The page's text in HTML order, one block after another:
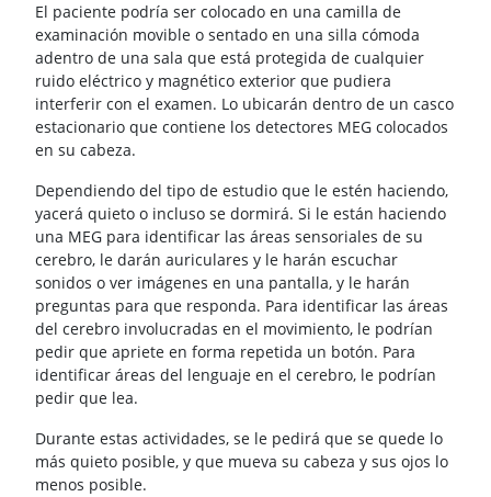
El paciente podría ser colocado en una camilla de
examinación movible o sentado en una silla cómoda
adentro de una sala que está protegida de cualquier
ruido eléctrico y magnético exterior que pudiera
interferir con el examen. Lo ubicarán dentro de un casco
estacionario que contiene los detectores MEG colocados
en su cabeza.
Dependiendo del tipo de estudio que le estén haciendo,
yacerá quieto o incluso se dormirá. Si le están haciendo
una MEG para identificar las áreas sensoriales de su
cerebro, le darán auriculares y le harán escuchar
sonidos o ver imágenes en una pantalla, y le harán
preguntas para que responda. Para identificar las áreas
del cerebro involucradas en el movimiento, le podrían
pedir que apriete en forma repetida un botón. Para
identificar áreas del lenguaje en el cerebro, le podrían
pedir que lea.
Durante estas actividades, se le pedirá que se quede lo
más quieto posible, y que mueva su cabeza y sus ojos lo
menos posible.